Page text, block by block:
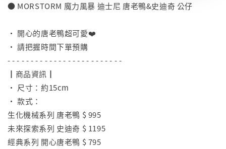
● MORSTORM 魔力風暴 迪士尼 唐老鴨&史迪奇 公仔
• 開心的唐老鴨超可愛❤️
• 請把握時間下單預購
- - - - - - - - - - - - - - - - - - - - - - - - -
┃商品資訊┃
• 尺寸：約15cm
• 款式：
生化機械系列 唐老鴨 $ 995
未來探索系列 史迪奇 $ 1195
經典系列 開心唐老鴨 $ 795